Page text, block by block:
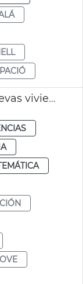
València dispondrá de 68 nuevas viviendas de alquiler asequible este verano